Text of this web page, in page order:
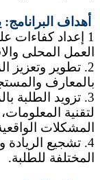
أهداف
1 إعداد
العمل المحلى
2. تطوير وتعزيز
بالمعارف
3. تزويد الطلبة
لتقنية
المشكلات
4. تشجيع الريادة
المختلفة للطلبة.